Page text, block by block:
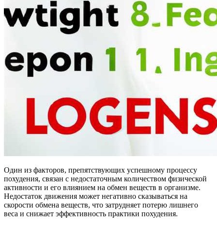
Один из факторов, препятствующих успешному процессу
похудения, связан с недостаточным количеством физической
активности и его влиянием на обмен веществ в организме.
Недостаток движения может негативно сказываться на
скорости обмена веществ, что затрудняет потерю лишнего
веса и снижает эффективность практики похудения.